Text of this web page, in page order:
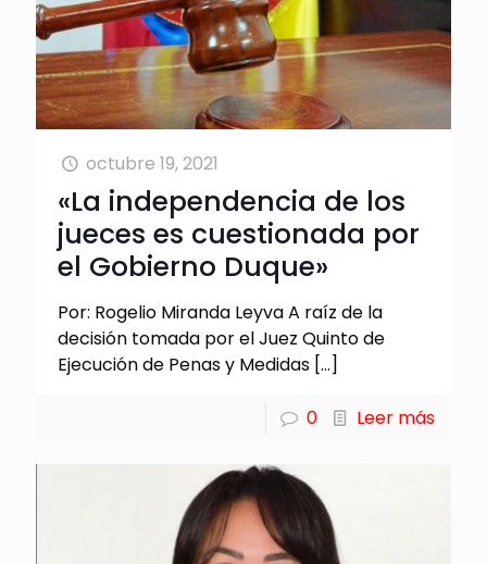
octubre 19, 2021
«La independencia de los
jueces es cuestionada por
el Gobierno Duque»
Por: Rogelio Miranda Leyva A raíz de la
decisión tomada por el Juez Quinto de
Ejecución de Penas y Medidas […]
0 Leer más